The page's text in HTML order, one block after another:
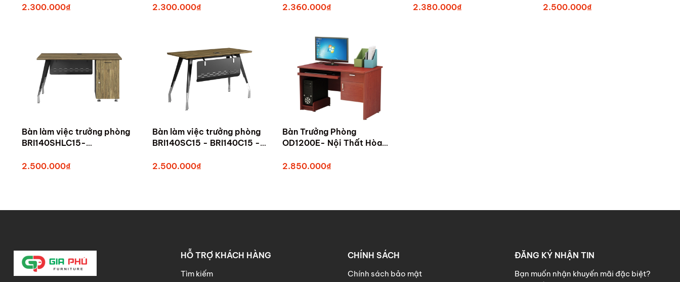
tại Tam Kỳ, Quảng Nam
2.300.000₫ 2.300.000₫
2.360.000₫
2.380.000₫ 2.500.000₫
Bàn làm việc trưởng phòng
BRI140SHLC15-
phòng Tam Kỳ, Quảng Nam
2.500.000₫
Bàn làm việc trưởng phòng
BRI140SC15 - BRI140C15 -
phòng Tam Kỳ, Quảng Nam
2.500.000₫
Bàn Trưởng Phòng
OD1200E- Nội Thất Hòa
2.850.000₫
HỖ TRỢ KHÁCH HÀNG
Tìm kiếm
CHÍNH SÁCH
Chính sách bảo mật
ĐĂNG KÝ NHẬN TIN
Bạn muốn nhận khuyến mãi đặc biệt?